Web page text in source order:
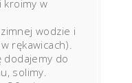
kroimy w
wodzie i
rękawicach).
dodajemy do
solimy.